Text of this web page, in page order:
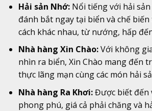
Hải sản Nhớ:Nổi tiếng với hải
đánh bắt ngay tại biển và chế
cách khác nhau, từ nướng, hấp
Nhà hàng Xin Chào:Với không
nhìn ra biển, Xin Chào mang đến
thực lãng mạn cùng các món hải
Nhà hàng Ra Khơi:Được biết đến
phong phú, giá cả phải chăng và